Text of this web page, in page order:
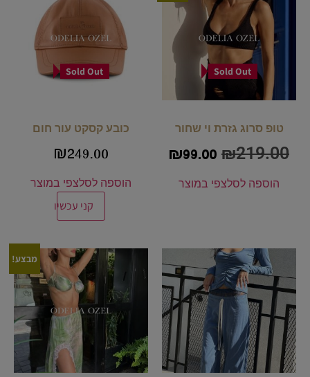
Sold Out
טופ סרוג גזרת וי שחור
₪219.00
₪99.00
הוספה לסלצפי במוצר
Sold Out
כובע קסקט עור חום
₪249.00
הוספה לסלצפי במוצר
קני עכשיו
מבצע!